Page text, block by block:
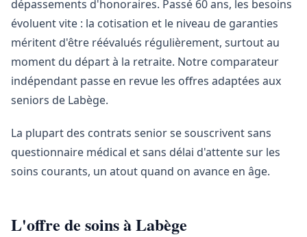
dépassements d'honoraires. Passé 60 ans, les besoins
évoluent vite : la cotisation et le niveau de garanties
méritent d'être réévalués régulièrement, surtout au
moment du départ à la retraite. Notre comparateur
indépendant passe en revue les offres adaptées aux
seniors de Labège.
La plupart des contrats senior se souscrivent sans
questionnaire médical et sans délai d'attente sur les
soins courants, un atout quand on avance en âge.
L'offre de soins à Labège